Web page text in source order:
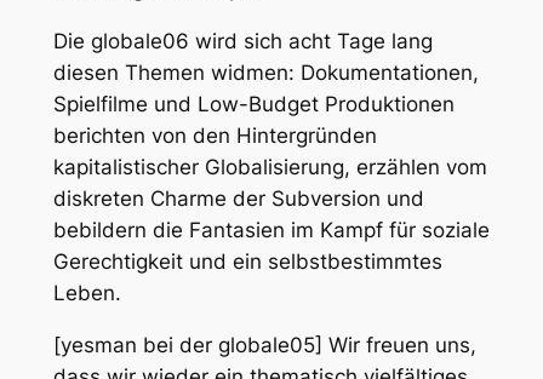
Die globale06 wird sich acht Tage lang
diesen Themen widmen: Dokumentationen,
Spielfilme und Low-Budget Produktionen
berichten von den Hintergründen
kapitalistischer Globalisierung, erzählen vom
diskreten Charme der Subversion und
bebildern die Fantasien im Kampf für soziale
Gerechtigkeit und ein selbstbestimmtes
Leben.
[yesman bei der globale05] Wir freuen uns,